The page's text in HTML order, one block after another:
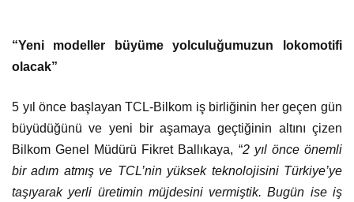
“Yeni modeller büyüme yolculuğumuzun lokomotifi
olacak”
5 yıl önce başlayan TCL-Bilkom iş birliğinin her geçen gün
büyüdüğünü ve yeni bir aşamaya geçtiğinin altını çizen
Bilkom Genel Müdürü Fikret Ballıkaya, “2 yıl önce önemli
bir adım atmış ve TCL’nin yüksek teknolojisini Türkiye’ye
taşıyarak yerli üretimin müjdesini vermiştik. Bugün ise iş